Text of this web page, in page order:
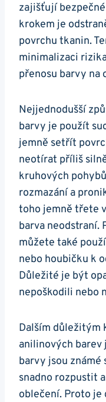
zajišťují
krokem je
povrchu tkanin.
minimalizaci
přenosu barvy na
Nejjednodušší
barvy je použít
jemně setřít
neotírat příliš
kruhových
rozmazání a
toho jemně třete
barva neodstraní.
můžete také
nebo houbičku k
Důležité je být
nepoškodili nebo
Dalším důležitým
anilinových barev
barvy jsou známé
snadno rozpustit
oblečení. Proto